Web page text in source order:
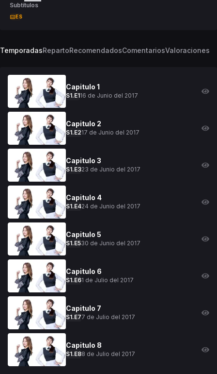
Subtítulos
ES
TemporadasRepartoRecomendadosComentariosValoraciones
Capitulo 1
S1.E116 de Junio del 2017
Capitulo 2
S1.E217 de Junio del 2017
Capitulo 3
S1.E323 de Junio del 2017
Capitulo 4
S1.E424 de Junio del 2017
Capitulo 5
S1.E530 de Junio del 2017
Capitulo 6
S1.E61 de Julio del 2017
Capitulo 7
S1.E77 de Julio del 2017
Capitulo 8
S1.E88 de Julio del 2017